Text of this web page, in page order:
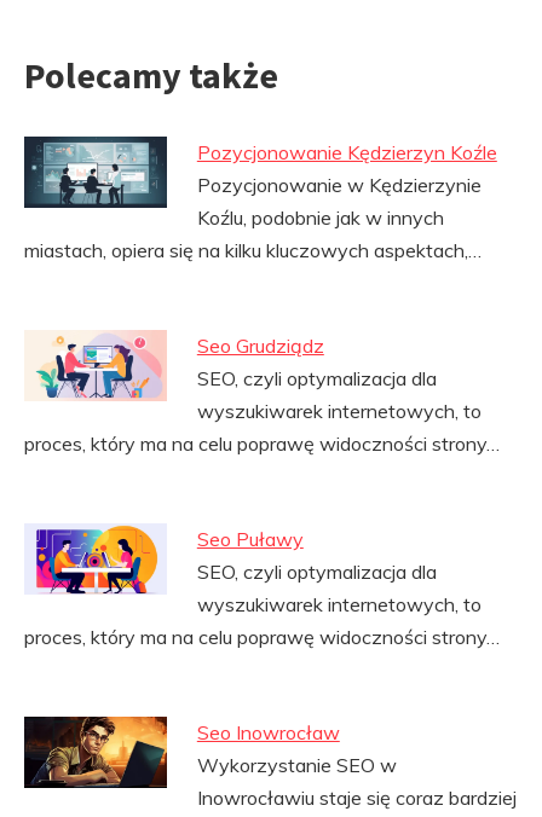
Polecamy także
Pozycjonowanie Kędzierzyn Koźle
Pozycjonowanie w Kędzierzynie
Koźlu, podobnie jak w innych
miastach, opiera się na kilku kluczowych aspektach,…
Seo Grudziądz
SEO, czyli optymalizacja dla
wyszukiwarek internetowych, to
proces, który ma na celu poprawę widoczności strony…
Seo Puławy
SEO, czyli optymalizacja dla
wyszukiwarek internetowych, to
proces, który ma na celu poprawę widoczności strony…
Seo Inowrocław
Wykorzystanie SEO w
Inowrocławiu staje się coraz bardziej